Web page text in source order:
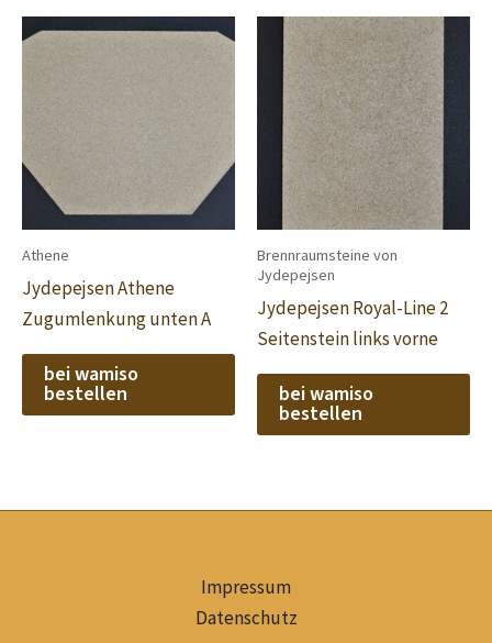
Athene
Jydepejsen Athene
Zugumlenkung unten A
bei wamiso
bestellen
Brennraumsteine von
Jydepejsen
Jydepejsen Royal-Line 2
Seitenstein links vorne
bei wamiso
bestellen
Impressum
Datenschutz